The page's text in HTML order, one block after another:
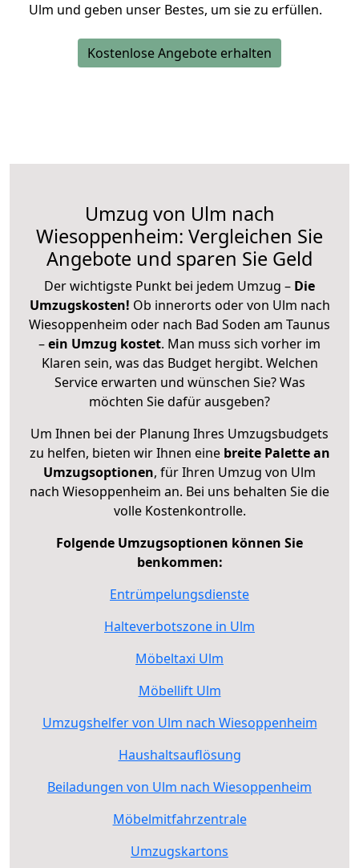
Ulm und geben unser Bestes, um sie zu erfüllen.
Kostenlose Angebote erhalten
Umzug von Ulm nach
Wiesoppenheim: Vergleichen Sie
Angebote und sparen Sie Geld
Der wichtigste Punkt bei jedem Umzug – Die
Umzugskosten! Ob innerorts oder von Ulm nach
Wiesoppenheim oder nach Bad Soden am Taunus
–ein Umzug kostet. Man muss sich vorher im
Klaren sein, was das Budget hergibt. Welchen
Service erwarten und wünschen Sie? Was
möchten Sie dafür ausgeben?
Um Ihnen bei der Planung Ihres Umzugsbudgets
zu helfen, bieten wir Ihnen eine breite Palette an
Umzugsoptionen, für Ihren Umzug von Ulm
nach Wiesoppenheim an. Bei uns behalten Sie die
volle Kostenkontrolle.
Folgende Umzugsoptionen können Sie
benkommen:
Entrümpelungsdienste
Halteverbotszone in Ulm
Möbeltaxi Ulm
Möbellift Ulm
Umzugshelfer von Ulm nach Wiesoppenheim
Haushaltsauflösung
Beiladungen von Ulm nach Wiesoppenheim
Möbelmitfahrzentrale
Umzugskartons